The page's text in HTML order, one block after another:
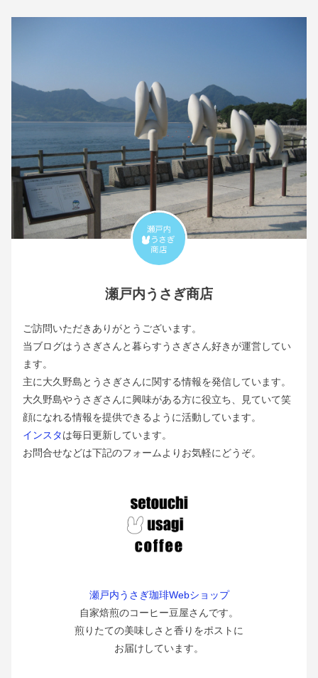
瀬戸内うさぎ商店
ご訪問いただきありがとうございます。
当ブログはうさぎさんと暮らすうさぎさん好きが運営してい
ます。
主に大久野島とうさぎさんに関する情報を発信しています。
大久野島やうさぎさんに興味がある方に役立ち、見ていて笑
顔になれる情報を提供できるように活動しています。
インスタは毎日更新しています。
お問合せなどは下記のフォームよりお気軽にどうぞ。
瀬戸内うさぎ珈琲Webショップ
自家焙煎のコーヒー豆屋さんです。
煎りたての美味しさと香りをポストに
お届けしています。